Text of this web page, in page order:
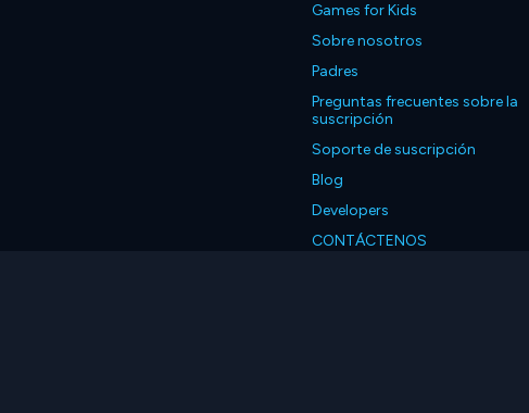
Games for Kids
Sobre nosotros
Padres
Preguntas frecuentes sobre la
suscripción
Soporte de suscripción
Blog
Developers
CONTÁCTENOS